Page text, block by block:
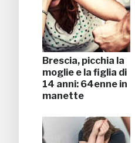
Brescia, picchia la
moglie e la figlia di
14 anni: 64enne in
manette